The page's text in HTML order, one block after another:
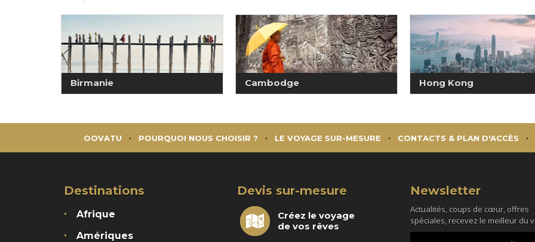
Birmanie Cambodge Hong Kong
OOVATU POURQUOI NOUS CHOISIR ? LE VOYAGE SUR-MESURE CONTACTS & PLAN D'ACCÈS
Destinations
Afrique
Amériques
Devis sur-mesure
Créez le voyage
de vos rêves
Newsletter
Actualités, coups de cœur, offres
spéciales, recevez le meilleur du